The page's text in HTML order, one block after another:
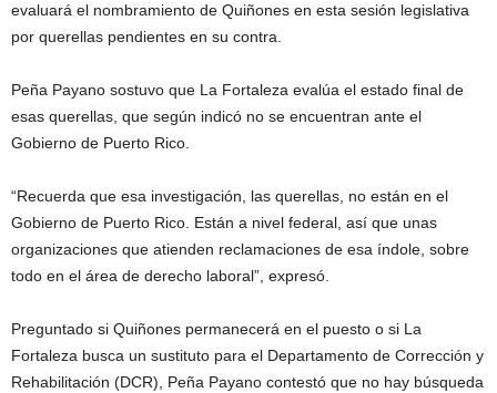
evaluará el nombramiento de Quiñones en esta sesión legislativa
por querellas pendientes en su contra.
Peña Payano sostuvo que La Fortaleza evalúa el estado final de
esas querellas, que según indicó no se encuentran ante el
Gobierno de Puerto Rico.
“Recuerda que esa investigación, las querellas, no están en el
Gobierno de Puerto Rico. Están a nivel federal, así que unas
organizaciones que atienden reclamaciones de esa índole, sobre
todo en el área de derecho laboral”, expresó.
Preguntado si Quiñones permanecerá en el puesto o si La
Fortaleza busca un sustituto para el Departamento de Corrección y
Rehabilitación (DCR), Peña Payano contestó que no hay búsqueda